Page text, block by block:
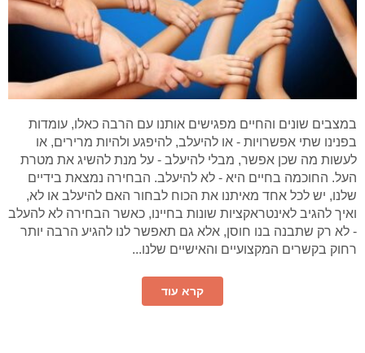
במצבים שונים והחיים מפגישים אותנו עם הרבה כאלו, עומדות
בפנינו שתי אפשרויות - או להיעלב, להיפגע ולהיות מרירים, או
לעשות מה שכן אפשר, מבלי להיעלב - על מנת להשיג את מטרת
העל. החוכמה בחיים היא - לא להיעלב. הבחירה נמצאת בידיים
שלנו, יש לכל אחד מאיתנו את הכוח לבחור האם להיעלב או לא,
ואיך להגיב לאינטראקציות שונות בחיינו, כאשר הבחירה לא להעלב
- לא רק שתבנה בנו חוסן, אלא גם תאפשר לנו להגיע הרבה יותר
רחוק בקשרים המקצועיים והאישיים שלנו...
קרא עוד